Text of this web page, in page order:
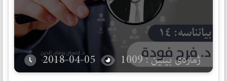
ژمارەی بینین : 1009 2018-04-05